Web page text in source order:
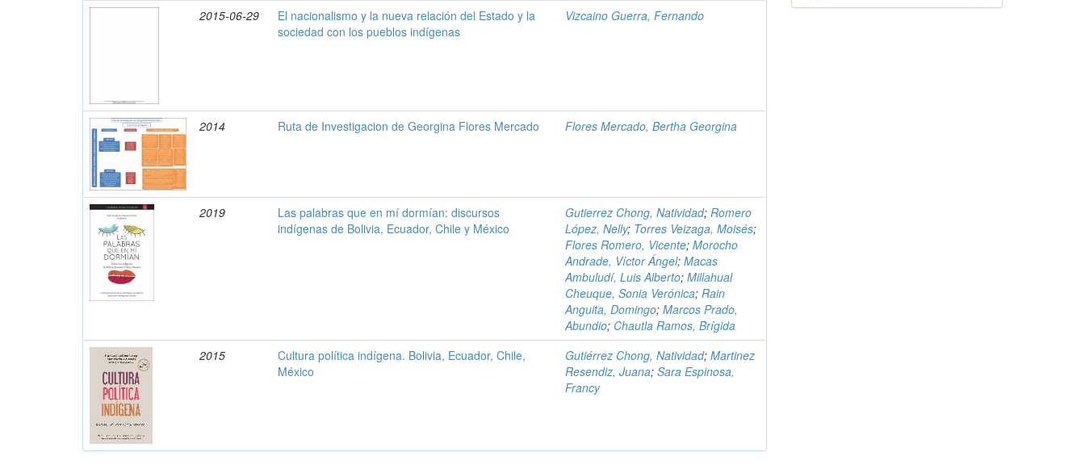
2015-06-29
El nacionalismo y la nueva relación del Estado y la
sociedad con los pueblos indígenas
Vizcaino Guerra, Fernando
2014 Ruta de Investigacion de Georgina Flores Mercado Flores Mercado, Bertha Georgina
2019
Las palabras que en mí dormían: discursos
indígenas de Bolivia, Ecuador, Chile y México
Gutierrez Chong, Natividad;Romero
López, Nelly; Torres Veizaga, Moisés;
Flores Romero, Vicente;Morocho
Andrade, Víctor Ángel;Macas
Ambuludí, Luis Alberto;Millahual
Cheuque, Sonia Verónica;Rain
Anguita, Domingo;Marcos Prado,
Abundio; Chautla Ramos, Brígida
2015
Cultura política indígena. Bolivia, Ecuador, Chile,
México
Gutiérrez Chong, Natividad;Martinez
Resendiz, Juana;Sara Espinosa,
Francy